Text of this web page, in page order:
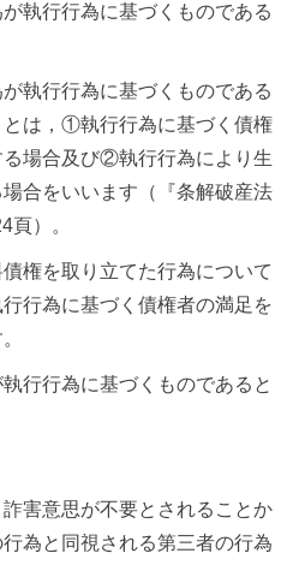
執行行為に基づくものである
執行行為に基づくものである
とは，①執行行為に基づく債権
場合及び②執行行為により生
合をいいます（『条解破産法
頁）。
権を取り立てた行為について
行為に基づく債権者の満足を
行行為に基づくものであると
害意思が不要とされることか
為と同視される第三者の行為